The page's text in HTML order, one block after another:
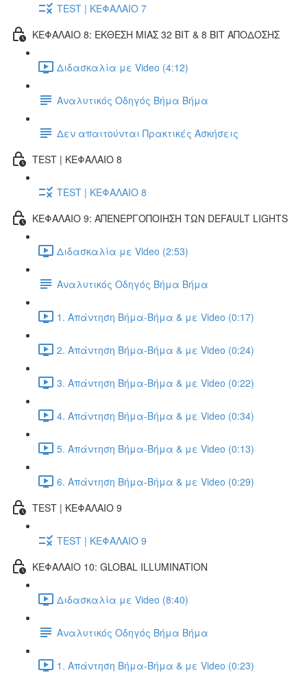
TEST | ΚΕΦΑΛΑΙΟ 7
ΚΕΦΑΛΑΙΟ 8: ΕΚΘΕΣΗ ΜΙΑΣ 32 BIT & 8 BIT ΑΠΟΔΟΣΗΣ
Διδασκαλία με Video (4:12)
Αναλυτικός Οδηγός Βήμα Βήμα
Δεν απαιτούνται Πρακτικές Ασκήσεις
TEST | ΚΕΦΑΛΑΙΟ 8
TEST | ΚΕΦΑΛΑΙΟ 8
ΚΕΦΑΛΑΙΟ 9: ΑΠΕΝΕΡΓΟΠΟΙΗΣΗ ΤΩΝ DEFAULT LIGHTS
Διδασκαλία με Video (2:53)
Αναλυτικός Οδηγός Βήμα Βήμα
1. Απάντηση Βήμα-Βήμα & με Video (0:17)
2. Απάντηση Βήμα-Βήμα & με Video (0:24)
3. Απάντηση Βήμα-Βήμα & με Video (0:22)
4. Απάντηση Βήμα-Βήμα & με Video (0:34)
5. Απάντηση Βήμα-Βήμα & με Video (0:13)
6. Απάντηση Βήμα-Βήμα & με Video (0:29)
TEST | ΚΕΦΑΛΑΙΟ 9
TEST | ΚΕΦΑΛΑΙΟ 9
ΚΕΦΑΛΑΙΟ 10: GLOBAL ILLUMINATION
Διδασκαλία με Video (8:40)
Αναλυτικός Οδηγός Βήμα Βήμα
1. Απάντηση Βήμα-Βήμα & με Video (0:23)